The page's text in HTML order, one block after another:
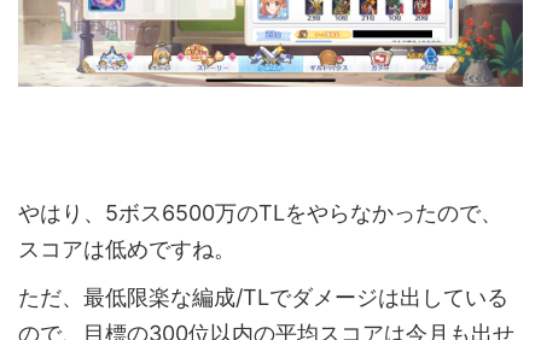
やはり、5ボス6500万のTLをやらなかったので、
スコアは低めですね。
ただ、最低限楽な編成/TLでダメージは出している
ので、目標の300位以内の平均スコアは今月も出せ